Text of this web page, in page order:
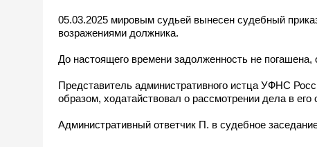
05.03.2025 мировым судьей вынесен судебный
возражениями должника.
До настоящего времени задолженность не
Представитель административного истца УФНС
образом, ходатайствовал о рассмотрении дела в его
Административный ответчик П. в судебное